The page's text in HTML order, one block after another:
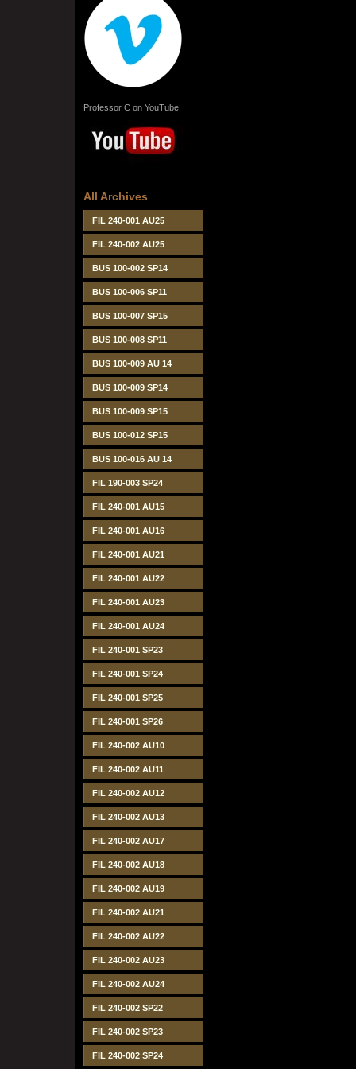
Professor C on YouTube
All Archives
FIL 240-001 AU25
FIL 240-002 AU25
BUS 100-002 SP14
BUS 100-006 SP11
BUS 100-007 SP15
BUS 100-008 SP11
BUS 100-009 AU 14
BUS 100-009 SP14
BUS 100-009 SP15
BUS 100-012 SP15
BUS 100-016 AU 14
FIL 190-003 SP24
FIL 240-001 AU15
FIL 240-001 AU16
FIL 240-001 AU21
FIL 240-001 AU22
FIL 240-001 AU23
FIL 240-001 AU24
FIL 240-001 SP23
FIL 240-001 SP24
FIL 240-001 SP25
FIL 240-001 SP26
FIL 240-002 AU10
FIL 240-002 AU11
FIL 240-002 AU12
FIL 240-002 AU13
FIL 240-002 AU17
FIL 240-002 AU18
FIL 240-002 AU19
FIL 240-002 AU21
FIL 240-002 AU22
FIL 240-002 AU23
FIL 240-002 AU24
FIL 240-002 SP22
FIL 240-002 SP23
FIL 240-002 SP24